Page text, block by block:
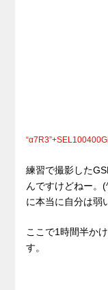
練習で撮影した
んですけどねー
に本当に自分は弱
ここで1時間半か
す。